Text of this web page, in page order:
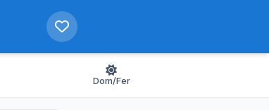
Dom/Fer